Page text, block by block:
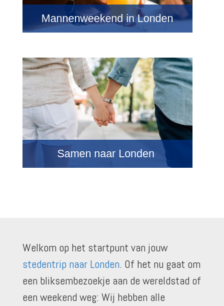
Welkom op het startpunt van jouw
stedentrip naar Londen. Of het nu gaat om
een bliksembezoekje aan de wereldstad of
een weekend weg: Wij hebben alle